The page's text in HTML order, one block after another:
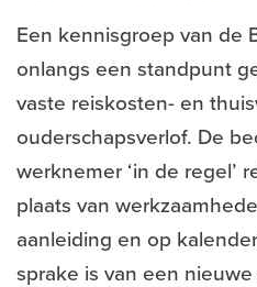
Een kennisgroep van de
onlangs een standpunt
vaste reiskosten- en
ouderschapsverlof. De
werknemer ‘in de regel’
plaats van
aanleiding en op
sprake is van een